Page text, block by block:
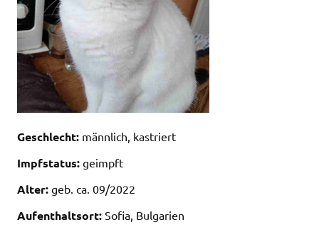
Geschlecht: männlich, kastriert
Impfstatus: geimpft
Alter: geb. ca. 09/2022
Aufenthaltsort: Sofia, Bulgarien